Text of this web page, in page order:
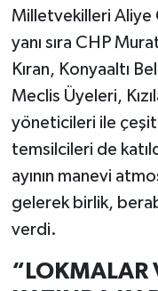
Milletvekilleri Aliye
yanı sıra CHP
Kıran, Konyaaltı
Meclis Üyeleri,
yöneticileri ile
temsilcileri de
ayının manevi
gelerek birlik,
verdi.
“LOKMALAR